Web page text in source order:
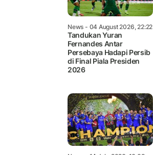
News - 04 August 2026, 22:22
Tandukan Yuran
Fernandes Antar
Persebaya Hadapi Persib
di Final Piala Presiden
2026